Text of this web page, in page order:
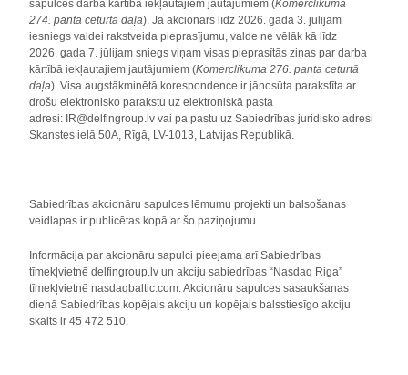
sapulces darba kārtībā iekļautajiem jautājumiem (Komerclikuma
274. panta ceturtā daļa). Ja akcionārs līdz 2026. gada 3. jūlijam
iesniegs valdei rakstveida pieprasījumu, valde ne vēlāk kā līdz
2026. gada 7. jūlijam sniegs viņam visas pieprasītās ziņas par darba
kārtībā iekļautajiem jautājumiem (Komerclikuma 276. panta ceturtā
daļa). Visa augstākminētā korespondence ir jānosūta parakstīta ar
drošu elektronisko parakstu uz elektroniskā pasta
adresi: IR@delfingroup.lv vai pa pastu uz Sabiedrības juridisko adresi
Skanstes ielā 50A, Rīgā, LV-1013, Latvijas Republikā.
Sabiedrības akcionāru sapulces lēmumu projekti un balsošanas
veidlapas ir publicētas kopā ar šo paziņojumu.
Informācija par akcionāru sapulci pieejama arī Sabiedrības
tīmekļvietnē delfingroup.lv un akciju sabiedrības “Nasdaq Riga”
tīmekļvietnē nasdaqbaltic.com. Akcionāru sapulces sasaukšanas
dienā Sabiedrības kopējais akciju un kopējais balsstiesīgo akciju
skaits ir 45 472 510.